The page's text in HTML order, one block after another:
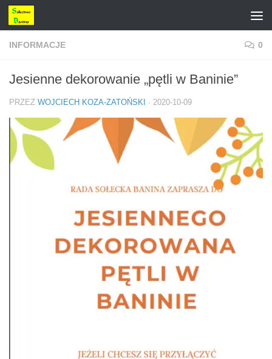
Przejdź do treści
INFORMACJE 0
Jesienne dekorowanie „pętli w Baninie”
PRZEZ WOJCIECH KOZA-ZATOŃSKI · 2020-10-09